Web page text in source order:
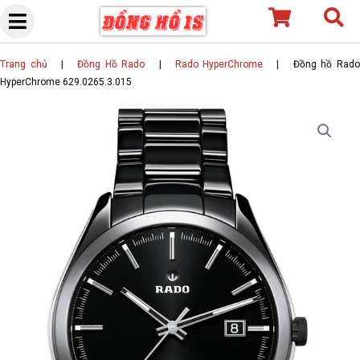
Skip
content
Trang chủ Đồng Hồ Rado Rado HyperChrome
Đồng hồ Rado
HyperChrome 629.0265.3.015